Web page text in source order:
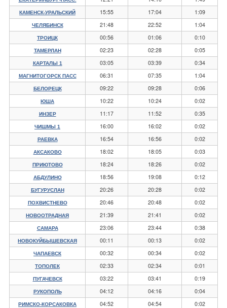
КАМЕНСК-УРАЛЬСКИЙ 15:55 17:04 1:09
ЧЕЛЯБИНСК 21:48 22:52 1:04
ТРОИЦК 00:56 01:06 0:10
ТАМЕРЛАН 02:23 02:28 0:05
КАРТАЛЫ 1 03:05 03:39 0:34
МАГНИТОГОРСК ПАСС 06:31 07:35 1:04
БЕЛОРЕЦК 09:22 09:28 0:06
ЮША 10:22 10:24 0:02
ИНЗЕР 11:17 11:52 0:35
ЧИШМЫ 1 16:00 16:02 0:02
РАЕВКА 16:54 16:56 0:02
АКСАКОВО 18:02 18:05 0:03
ПРИЮТОВО 18:24 18:26 0:02
АБДУЛИНО 18:56 19:08 0:12
БУГУРУСЛАН 20:26 20:28 0:02
ПОХВИСТНЕВО 20:46 20:48 0:02
НОВООТРАДНАЯ 21:39 21:41 0:02
САМАРА 23:06 23:44 0:38
НОВОКУЙБЫШЕВСКАЯ 00:11 00:13 0:02
ЧАПАЕВСК 00:32 00:34 0:02
ТОПОЛЕК 02:33 02:34 0:01
ПУГАЧЕВСК 03:22 03:41 0:19
РУКОПОЛЬ 04:12 04:16 0:04
РИМСКО-КОРСАКОВКА 04:52 04:54 0:02